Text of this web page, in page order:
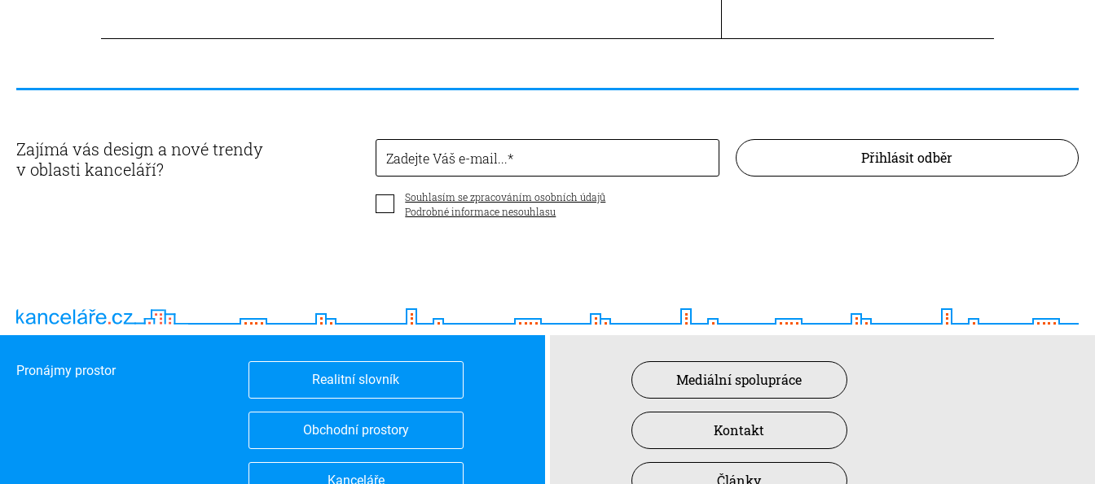
Zajímá vás design a nové trendy
v oblasti kanceláří?
Zadejte Váš e-mail...
Souhlasím se zpracováním osobních údajů
Podrobné informace nesouhlasu
Přihlásit odběr
Pronájmy prostor
Realitní slovník
Obchodní prostory
Kanceláře
Mediální spolupráce
Kontakt
Články